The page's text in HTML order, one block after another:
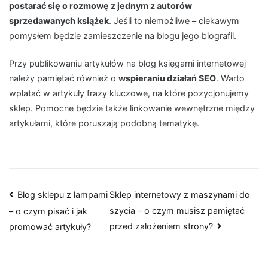
postarać się o rozmowę z jednym z autorów
sprzedawanych książek. Jeśli to niemożliwe – ciekawym
pomysłem będzie zamieszczenie na blogu jego biografii.
Przy publikowaniu artykułów na blog księgarni internetowej
należy pamiętać również o wspieraniu działań SEO. Warto
wplatać w artykuły frazy kluczowe, na które pozycjonujemy
sklep. Pomocne będzie także linkowanie wewnętrzne między
artykułami, które poruszają podobną tematykę.
Nawigacja
wpisu
Blog sklepu z lampami
– o czym pisać i jak
promować artykuły?
Sklep internetowy z maszynami do
szycia – o czym musisz pamiętać
przed założeniem strony?